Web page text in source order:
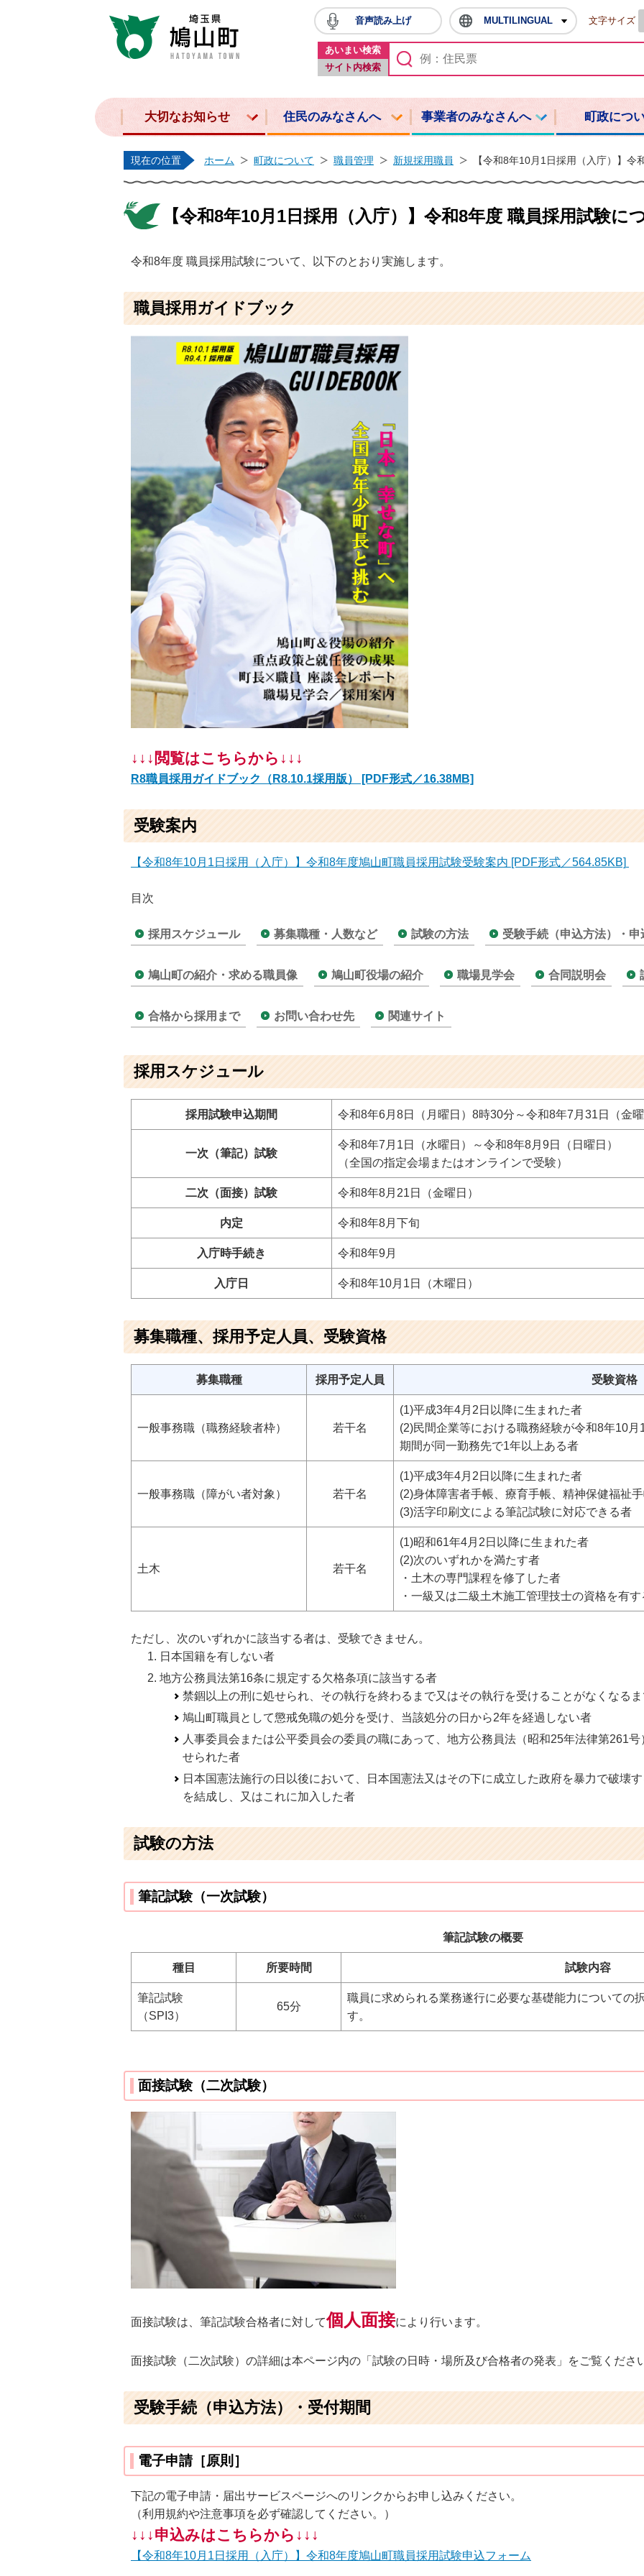
鳩山町ホームページ
音声読み上げ MULTILINGUAL 文字サイズ
あいまい検索
サイト内検索
大切なお知らせ 住民のみなさんへ 事業者のみなさんへ 町政につ
現在の位置 ホーム 町政について 職員管理 新規採用職員 【令和8年10月1日採用（入庁）】
【令和8年10月1日採用（入庁）】令和8年度 職員採用試験に
令和8年度 職員採用試験について、以下のとおり実施します。
職員採用ガイドブック
↓↓↓閲覧はこちらから↓↓↓
R8職員採用ガイドブック（R8.10.1採用版） [PDF形式／16.38MB]
受験案内
【令和8年10月1日採用（入庁）】令和8年度鳩山町職員採用試験受験案内 [PDF形式／564.85KB]
目次
採用スケジュール 募集職種・人数など 試験の方法 受験手続（申込方法）・申
鳩山町の紹介・求める職員像 鳩山町役場の紹介 職場見学会 合同説明会
合格から採用まで お問い合わせ先 関連サイト
採用スケジュール
採用試験申込期間 令和8年6月8日（月曜日）8時30分～令和8年7月31日（金
一次（筆記）試験
令和8年7月1日（水曜日）～令和8年8月9日（日曜日）
（全国の指定会場またはオンラインで受験）
二次（面接）試験 令和8年8月21日（金曜日）
内定 令和8年8月下旬
入庁時手続き 令和8年9月
入庁日 令和8年10月1日（木曜日）
募集職種、採用予定人員、受験資格
募集職種 採用予定人員 受験資格
一般事務職（職務経験者枠） 若干名
(1)平成3年4月2日以降に生まれた者
(2)民間企業等における職務経験が令和8年10
期間が同一勤務先で1年以上ある者
一般事務職（障がい者対象） 若干名
(1)平成3年4月2日以降に生まれた者
(2)身体障害者手帳、療育手帳、精神保健福祉
(3)活字印刷文による筆記試験に対応できる者
土木 若干名
(1)昭和61年4月2日以降に生まれた者
(2)次のいずれかを満たす者
・土木の専門課程を修了した者
・一級又は二級土木施工管理技士の資格を有す
ただし、次のいずれかに該当する者は、受験できません。
日本国籍を有しない者
地方公務員法第16条に規定する欠格条項に該当する者
禁錮以上の刑に処せられ、その執行を終わるまで又はその執行を受けることがなくなる
鳩山町職員として懲戒免職の処分を受け、当該処分の日から2年を経過しない者
人事委員会または公平委員会の委員の職にあって、地方公務員法（昭和25年法律第261
せられた者
日本国憲法施行の日以後において、日本国憲法又はその下に成立した政府を暴力で破壊
を結成し、又はこれに加入した者
試験の方法
筆記試験（一次試験）
筆記試験の概要
種目 所要時間 試験内容
筆記試験
（SPI3）
65分
職員に求められる業務遂行に必要な基礎能力についての
す。
面接試験（二次試験）
面接試験は、筆記試験合格者に対して個人面接により行います。
面接試験（二次試験）の詳細は本ページ内の「試験の日時・場所及び合格者の発表」をご覧くださ
受験手続（申込方法）・受付期間
電子申請［原則］
下記の電子申請・届出サービスページへのリンクからお申し込みください。
（利用規約や注意事項を必ず確認してください。）
↓↓↓申込みはこちらから↓↓↓
【令和8年10月1日採用（入庁）】令和8年度鳩山町職員採用試験申込フォーム